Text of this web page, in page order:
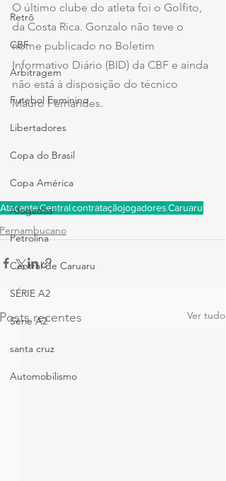
Retrô
CBF
Arbitragem
Futebol Feminino
Libertadores
Copa do Brasil
Copa América
Afogados
Petrolina
Central de Caruaru
SÉRIE A2
Série A2
santa cruz
Automobilismo
O último clube do atleta foi o Golfito,
da Costa Rica. Gonzalo não teve o
nome publicado no Boletim
Informativo Diário (BID) da CBF e ainda
não está à disposição do técnico
Mauro Fernandes.
AtacanteCentralcontrataçãojogadoresCaruaru
Pernambucano
Posts recentes Ver tudo